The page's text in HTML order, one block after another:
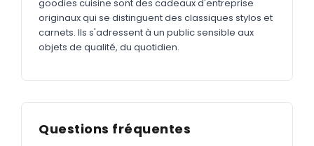
goodies cuisine sont des cadeaux d'entreprise
originaux qui se distinguent des classiques stylos et
carnets. Ils s'adressent à un public sensible aux
objets de qualité, du quotidien.
Questions fréquentes